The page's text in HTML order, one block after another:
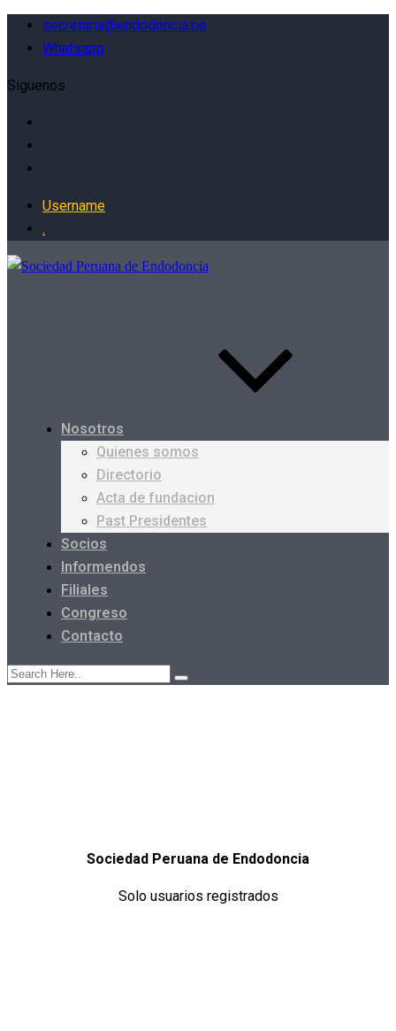
secretaria@endodoncia.pe
Whatsapp
Siguenos
Username
.
Nosotros
Quienes somos
Directorio
Acta de fundacion
Past Presidentes
Socios
Informendos
Filiales
Congreso
Contacto
Sociedad Peruana de Endodoncia
Solo usuarios registrados